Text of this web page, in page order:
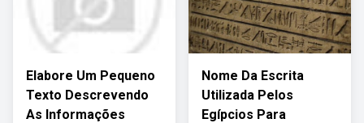
Elabore Um Pequeno
Texto Descrevendo
As Informações
Nome Da Escrita
Utilizada Pelos
Egípcios Para